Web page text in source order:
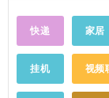
秘籍
互动
对论
快递 家居
挂机 视频